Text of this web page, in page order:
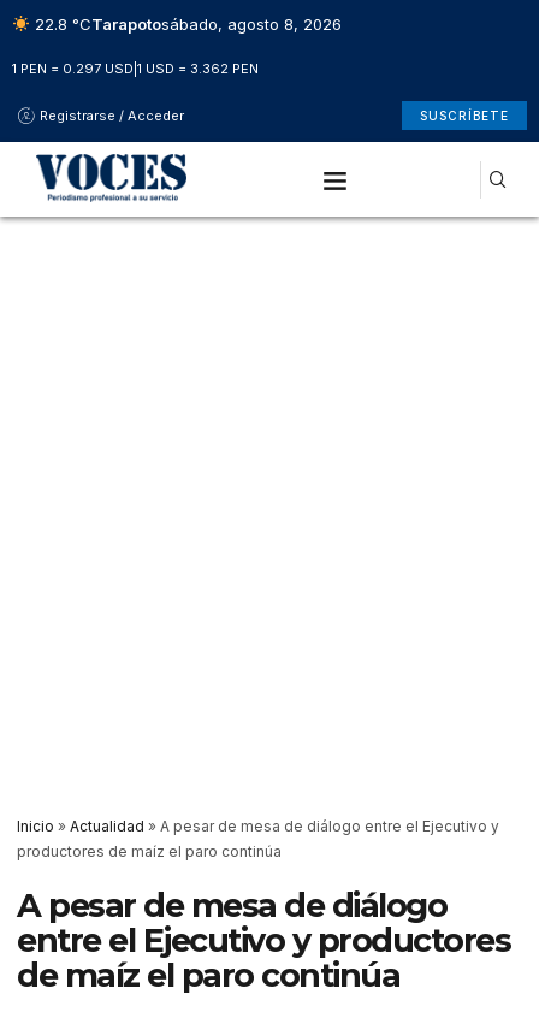
22.8 °CTarapotosábado, agosto 8, 2026
1 PEN = 0.297 USD 1 USD = 3.362 PEN
Registrarse / Acceder SUSCRÍBETE
Inicio » Actualidad » A pesar de mesa de diálogo entre el Ejecutivo y
productores de maíz el paro continúa
A pesar de mesa de diálogo
entre el Ejecutivo y productores
de maíz el paro continúa